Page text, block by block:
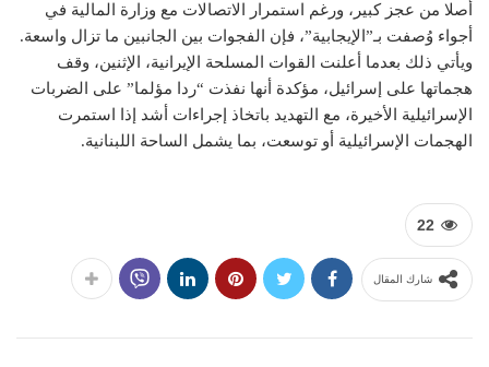
أصلا من عجز كبير، ورغم استمرار الاتصالات مع وزارة المالية في
أجواء وُصفت بـ”الإيجابية”، فإن الفجوات بين الجانبين ما تزال واسعة.
ويأتي ذلك بعدما أعلنت القوات المسلحة الإيرانية، الإثنين، وقف
هجماتها على إسرائيل، مؤكدة أنها نفذت “ردا مؤلما” على الضربات
الإسرائيلية الأخيرة، مع التهديد باتخاذ إجراءات أشد إذا استمرت
الهجمات الإسرائيلية أو توسعت، بما يشمل الساحة اللبنانية.
22
شارك المقال